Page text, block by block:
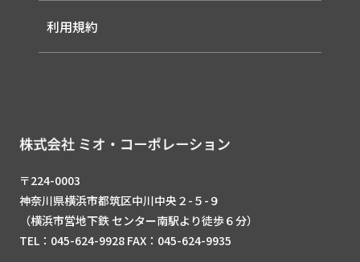
〒224-0003
神奈川県横浜市都筑区中川中央２-５-９
（横浜市営地下鉄 センター南駅より徒歩６分）
TEL：045-624-9928 FAX：045-624-9935
利用規約